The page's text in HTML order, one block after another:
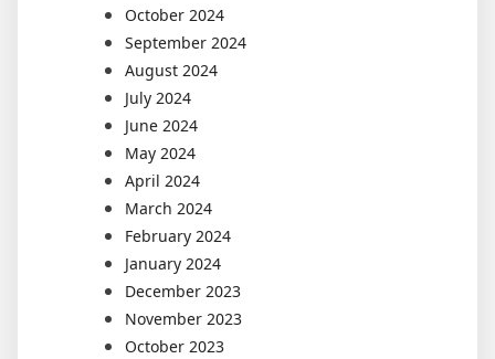
October 2024
September 2024
August 2024
July 2024
June 2024
May 2024
April 2024
March 2024
February 2024
January 2024
December 2023
November 2023
October 2023